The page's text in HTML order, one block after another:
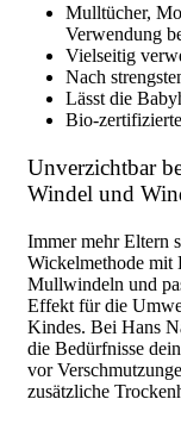
Mulltücher,
Verwendung
Vielseitig
Nach
Lässt die
Bio-
Unverzichtbar
Windel und
Immer mehr Eltern
Wickelmethode
Mullwindeln und
Effekt für die
Kindes. Bei Hans
die Bedürfnisse
vor
zusätzliche